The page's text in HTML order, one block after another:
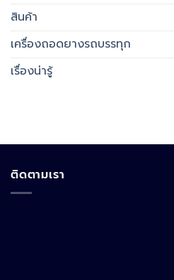
สินค้า
เครื่องถอดยางรถบรรทุก
เรื่องน่ารู้
ติดตามเรา